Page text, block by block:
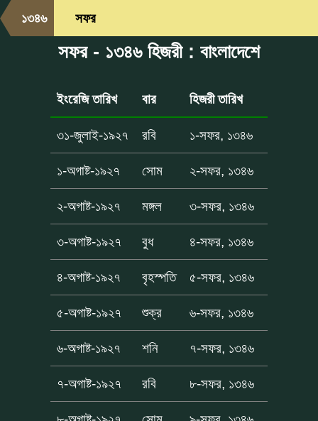
১৩৪৬ সফর
সফর - ১৩৪৬ হিজরী : বাংলাদেশে
ইংরেজি তারিখ বার হিজরী তারিখ
৩১-জুলাই-১৯২৭ রবি ১-সফর, ১৩৪৬
১-অগাষ্ট-১৯২৭ সোম ২-সফর, ১৩৪৬
২-অগাষ্ট-১৯২৭ মঙ্গল ৩-সফর, ১৩৪৬
৩-অগাষ্ট-১৯২৭ বুধ ৪-সফর, ১৩৪৬
৪-অগাষ্ট-১৯২৭ বৃহস্পতি ৫-সফর, ১৩৪৬
৫-অগাষ্ট-১৯২৭ শুক্র ৬-সফর, ১৩৪৬
৬-অগাষ্ট-১৯২৭ শনি ৭-সফর, ১৩৪৬
৭-অগাষ্ট-১৯২৭ রবি ৮-সফর, ১৩৪৬